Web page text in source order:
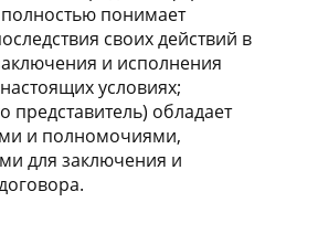
понимает
своих действий в
и исполнения
условиях;
представитель) обладает
и полномочиями,
для заключения и